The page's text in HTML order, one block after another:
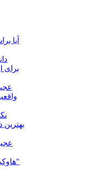
آیا
برای
هاوكينگ : "موجودات فضايي وجود دارند"